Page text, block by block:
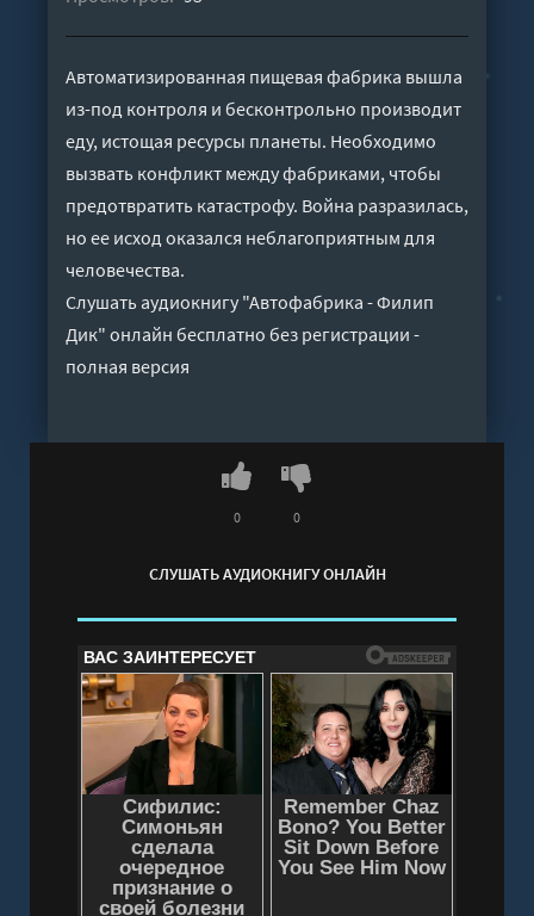
Автоматизированная пищевая фабрика вышла
из-под контроля и бесконтрольно производит
еду, истощая ресурсы планеты. Необходимо
вызвать конфликт между фабриками, чтобы
предотвратить катастрофу. Война разразилась,
но ее исход оказался неблагоприятным для
человечества.
Слушать аудиокнигу "Автофабрика - Филип
Дик" онлайн бесплатно без регистрации -
полная версия
СЛУШАТЬ АУДИОКНИГУ ОНЛАЙН
0 0